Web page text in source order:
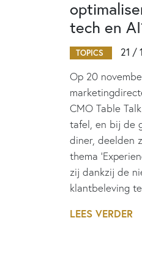
tech en
TOPICS 21 /
Op 20
CMO Table
tafel, en bij de
diner, deelden
thema
zij dankzij de
klantbeleving
LEES VERDER